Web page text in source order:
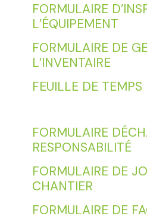
FORMULAIRE
L’ÉQUIPEMENT
FORMULAIRE DE
L’INVENTAIRE
FEUILLE DE
FORMULAIRE
RESPONSABILITÉ
FORMULAIRE DE
CHANTIER
FORMULAIRE DE